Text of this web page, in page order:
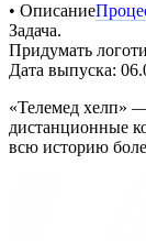
• Описание
Задача.
Придумать
Дата выпуска:
«Телемед хелп»
дистанционные
всю историю